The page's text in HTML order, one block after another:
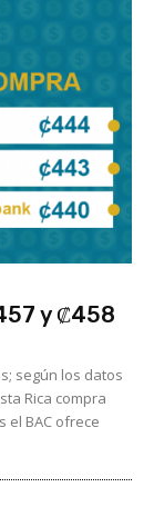
y ₡458
según los datos
Rica compra
el BAC ofrece